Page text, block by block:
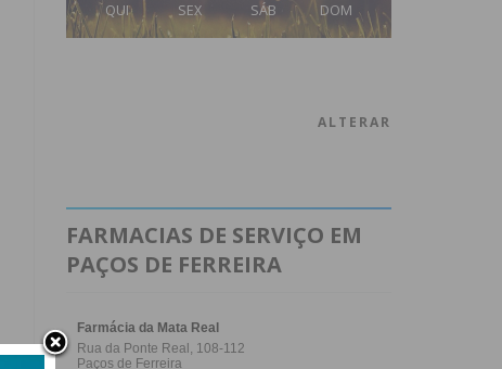
QUI SEX SÁB DOM
ALTERAR
FARMACIAS DE SERVIÇO EM
PAÇOS DE FERREIRA